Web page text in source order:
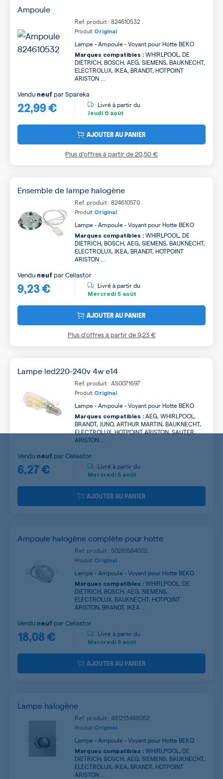
Ampoule
Ref. produit : 824610532
Produit Original
Lampe - Ampoule - Voyant pour Hotte BEKO
Marques compatibles : WHIRLPOOL, DE
DIETRICH, BOSCH, AEG, SIEMENS, BAUKNECHT,
ELECTROLUX, IKEA, BRANDT, HOTPOINT
ARISTON ...
22,99 €
Vendu neuf parSpareka
Livré à partir du
Jeudi 6 août
AJOUTER AU PANIER
Plus d’offres à partir de20,50 €
Ensemble de lampe halogène
Ref. produit : 824610570
Produit Original
Lampe - Ampoule - Voyant pour Hotte BEKO
Marques compatibles : WHIRLPOOL, DE
DIETRICH, BOSCH, AEG, SIEMENS, BAUKNECHT,
ELECTROLUX, IKEA, BRANDT, HOTPOINT
ARISTON ...
9,23 €
Vendu neuf parCellastor
Livré à partir du
Mercredi 5 août
AJOUTER AU PANIER
Plus d’offres à partir de9,23 €
Lampe led220-240v 4w e14
Ref. produit : AS0071697
Produit Original
Lampe - Ampoule - Voyant pour Hotte BEKO
Marques compatibles : AEG, WHIRLPOOL,
BRANDT, JUNO, ARTHUR MARTIN, BAUKNECHT,
ELECTROLUX, HOTPOINT ARISTON, SAUTER,
ARISTON ...
6,27 €
Vendu neuf parCellastor
Livré à partir du
Mercredi 5 août
AJOUTER AU PANIER
Ampoule halogène complète pour hotte
Ref. produit : 50261584002
Produit Original
Lampe - Ampoule - Voyant pour Hotte BEKO
Marques compatibles : WHIRLPOOL, DE
DIETRICH, BOSCH, AEG, SIEMENS,
ELECTROLUX, BAUKNECHT, HOTPOINT
ARISTON, BRANDT, IKEA ...
18,08 €
Vendu neuf parCellastor
Livré à partir du
Mercredi 5 août
AJOUTER AU PANIER
Lampe halogène
Ref. produit : 481213488052
Produit Original
Lampe - Ampoule - Voyant pour Hotte BEKO
Marques compatibles : WHIRLPOOL, DE
DIETRICH, BOSCH, AEG, SIEMENS, BAUKNECHT,
ELECTROLUX, IKEA, BRANDT, HOTPOINT
ARISTON ...